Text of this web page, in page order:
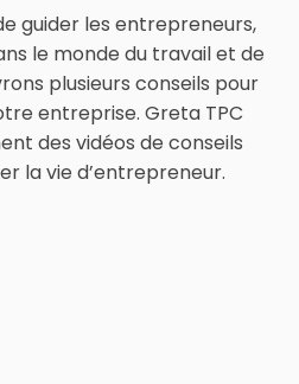
guider les entrepreneurs,
le monde du travail et de
plusieurs conseils pour
entreprise. Greta TPC
des vidéos de conseils
la vie d’entrepreneur.